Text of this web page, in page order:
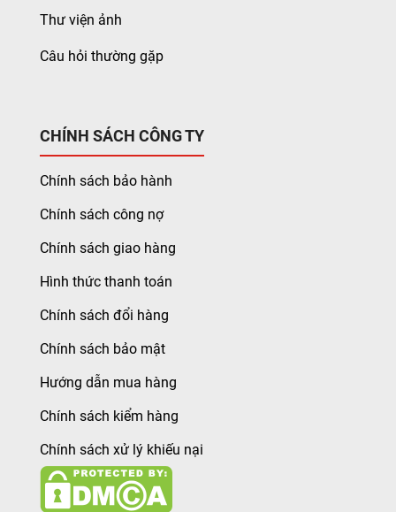
Thư viện ảnh
Câu hỏi thường gặp
CHÍNH SÁCH CÔNG TY
Chính sách bảo hành
Chính sách công nợ
Chính sách giao hàng
Hình thức thanh toán
Chính sách đổi hàng
Chính sách bảo mật
Hướng dẫn mua hàng
Chính sách kiểm hàng
Chính sách xử lý khiếu nại